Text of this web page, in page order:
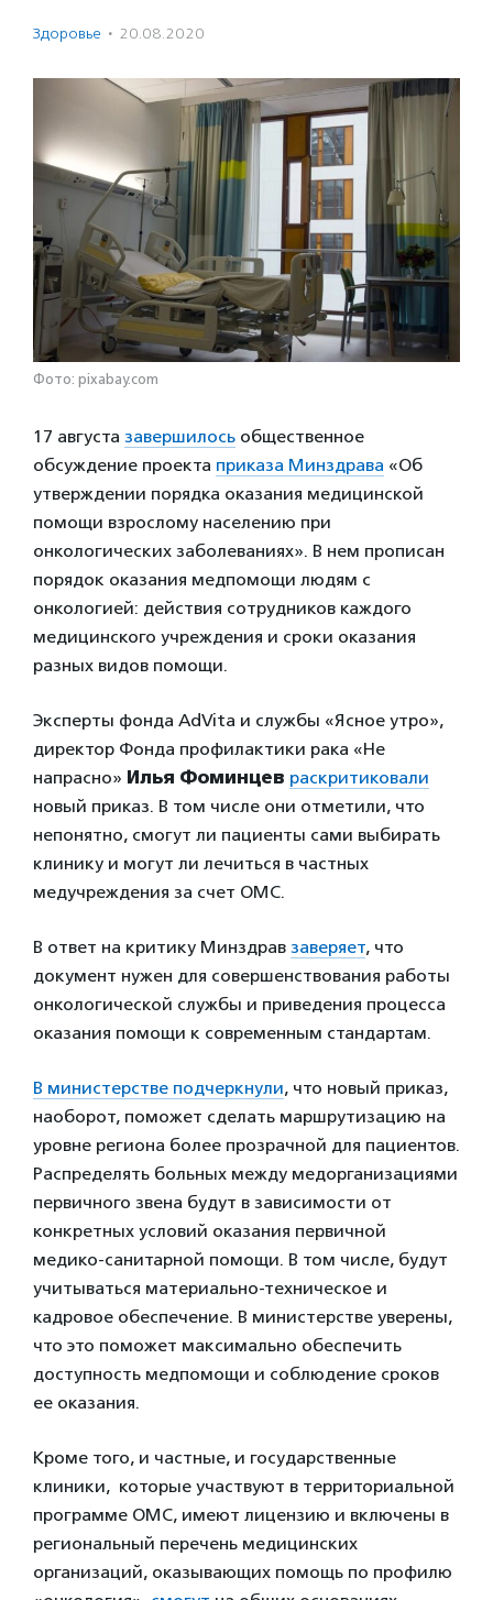
Здоровье · 20.08.2020
Фото: pixabay.com
17 августа завершилось общественное
обсуждение проекта приказа Минздрава «Об
утверждении порядка оказания медицинской
помощи взрослому населению при
онкологических заболеваниях». В нем прописан
порядок оказания медпомощи людям с
онкологией: действия сотрудников каждого
медицинского учреждения и сроки оказания
разных видов помощи.
Эксперты фонда AdVita и службы «Ясное утро»,
директор Фонда профилактики рака «Не
напрасно» Илья Фоминцев раскритиковали
новый приказ. В том числе они отметили, что
непонятно, смогут ли пациенты сами выбирать
клинику и могут ли лечиться в частных
медучреждения за счет ОМС.
В ответ на критику Минздрав заверяет, что
документ нужен для совершенствования работы
онкологической службы и приведения процесса
оказания помощи к современным стандартам.
В министерстве подчеркнули, что новый приказ,
наоборот, поможет сделать маршрутизацию на
уровне региона более прозрачной для пациентов.
Распределять больных между медорганизациями
первичного звена будут в зависимости от
конкретных условий оказания первичной
медико-санитарной помощи. В том числе, будут
учитываться материально-техническое и
кадровое обеспечение. В министерстве уверены,
что это поможет максимально обеспечить
доступность медпомощи и соблюдение сроков
ее оказания.
Кроме того, и частные, и государственные
клиники, которые участвуют в территориальной
программе ОМС, имеют лицензию и включены в
региональный перечень медицинских
организаций, оказывающих помощь по профилю